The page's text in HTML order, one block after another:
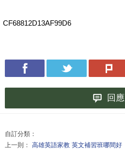
CF68812D13AF99D6
回應
自訂分類：
上一則： 高雄英語家教 英文補習班哪間好